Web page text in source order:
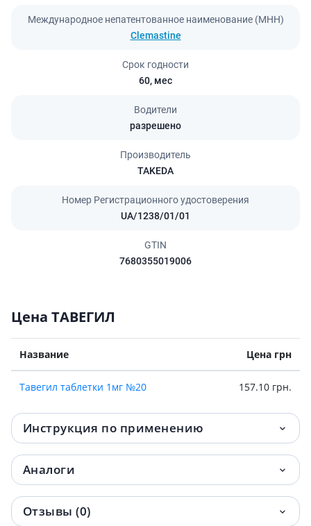
Международное непатентованное наименование (МНН)
Clemastine
Срок годности
60, мес
Водители
разрешено
Производитель
TAKEDA
Номер Регистрационного удостоверения
UA/1238/01/01
GTIN
7680355019006
Цена ТАВЕГИЛ
Название Цена грн
Тавегил таблетки 1мг №20 157.10 грн.
Инструкция по применению
Аналоги
Отзывы (0)